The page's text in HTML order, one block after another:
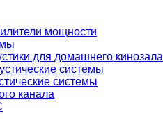
мощности
для домашнего кинозала
системы
системы
канала